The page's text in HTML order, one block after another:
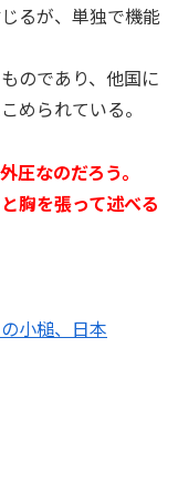
るが、単独で機能
のであり、他国に
められている。
圧なのだろう。
胸を張って述べる
小槌、日本